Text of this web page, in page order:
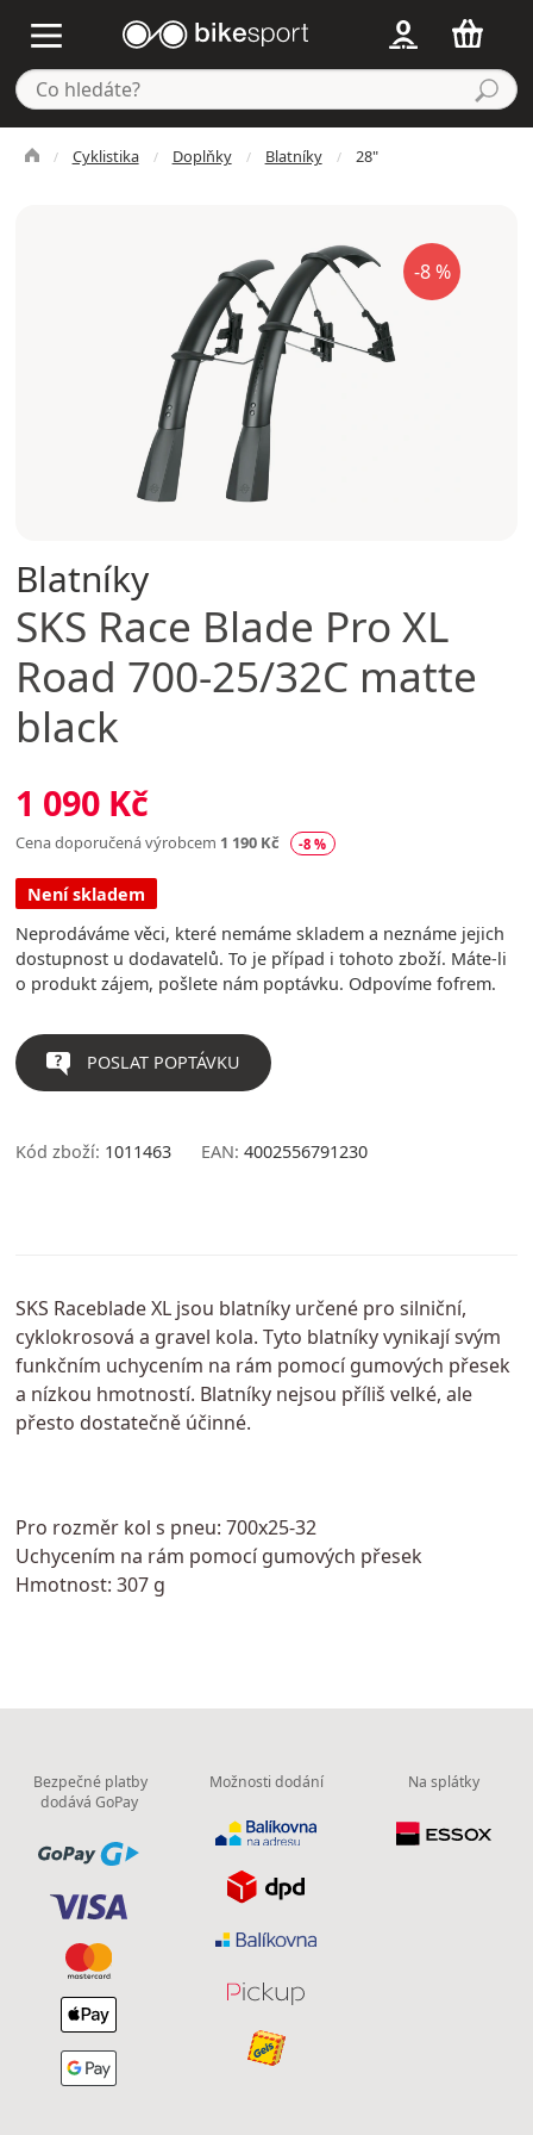
Cyklistika Doplňky Blatníky 28"
-8 %
Blatníky
SKS Race Blade Pro XL
Road 700-25/32C matte
black
1 090 Kč
Cena doporučená výrobcem 1 190 Kč -8 %
Není skladem
Neprodáváme věci, které nemáme skladem a neznáme jejich
dostupnost u dodavatelů. To je případ i tohoto zboží. Máte-li
o produkt zájem, pošlete nám poptávku. Odpovíme fofrem.
POSLAT POPTÁVKU
Kód zboží: 1011463 EAN: 4002556791230
SKS Raceblade XL jsou blatníky určené pro silniční,
cyklokrosová a gravel kola. Tyto blatníky vynikají svým
funkčním uchycením na rám pomocí gumových přesek
a nízkou hmotností. Blatníky nejsou příliš velké, ale
přesto dostatečně účinné.
Pro rozměr kol s pneu: 700x25-32
Uchycením na rám pomocí gumových přesek
Hmotnost: 307 g
Bezpečné platby
dodává GoPay
Možnosti dodání Na splátky